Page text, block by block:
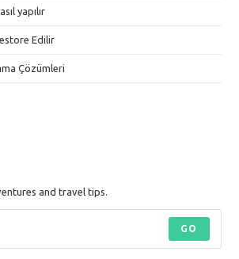
yapılır
Edilir
Çözümleri
and travel tips.
GO